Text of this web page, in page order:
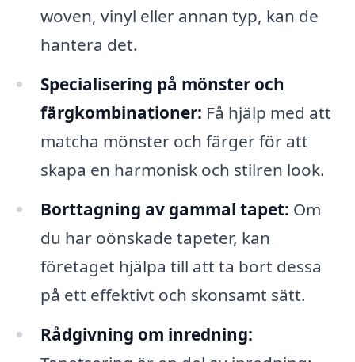
woven, vinyl eller annan typ, kan de
hantera det.
Specialisering på mönster och
färgkombinationer: Få hjälp med att
matcha mönster och färger för att
skapa en harmonisk och stilren look.
Borttagning av gammal tapet: Om
du har oönskade tapeter, kan
företaget hjälpa till att ta bort dessa
på ett effektivt och skonsamt sätt.
Rådgivning om inredning: